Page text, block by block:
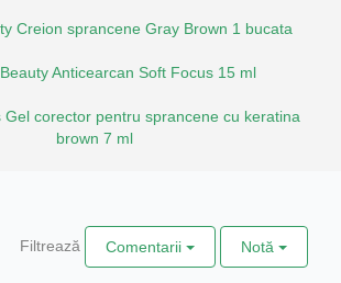
Creion sprancene Gray Brown 1 bucata
Anticearcan Soft Focus 15 ml
Gel corector pentru sprancene cu keratina
brown 7 ml
Filtrează Comentarii Notă